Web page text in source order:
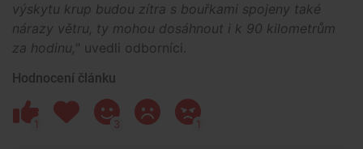
výskytu krup budou zítra s bouřkami spojeny také
nárazy větru, ty mohou dosáhnout i k 90 kilometrům
za hodinu," uvedli odborníci.
Hodnocení článku
1 3 1